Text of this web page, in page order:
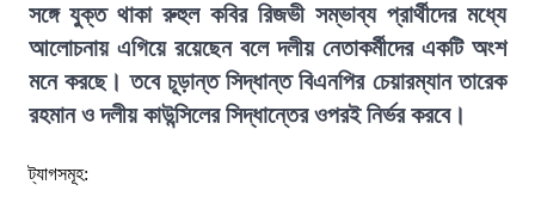
সঙ্গে যুক্ত থাকা রুহুল কবির রিজভী সম্ভাব্য প্রার্থীদের মধ্যে
আলোচনায় এগিয়ে রয়েছেন বলে দলীয় নেতাকর্মীদের একটি অংশ
মনে করছে। তবে চূড়ান্ত সিদ্ধান্ত বিএনপির চেয়ারম্যান তারেক
রহমান ও দলীয় কাউন্সিলের সিদ্ধান্তের ওপরই নির্ভর করবে।
ট্যাগসমূহ: